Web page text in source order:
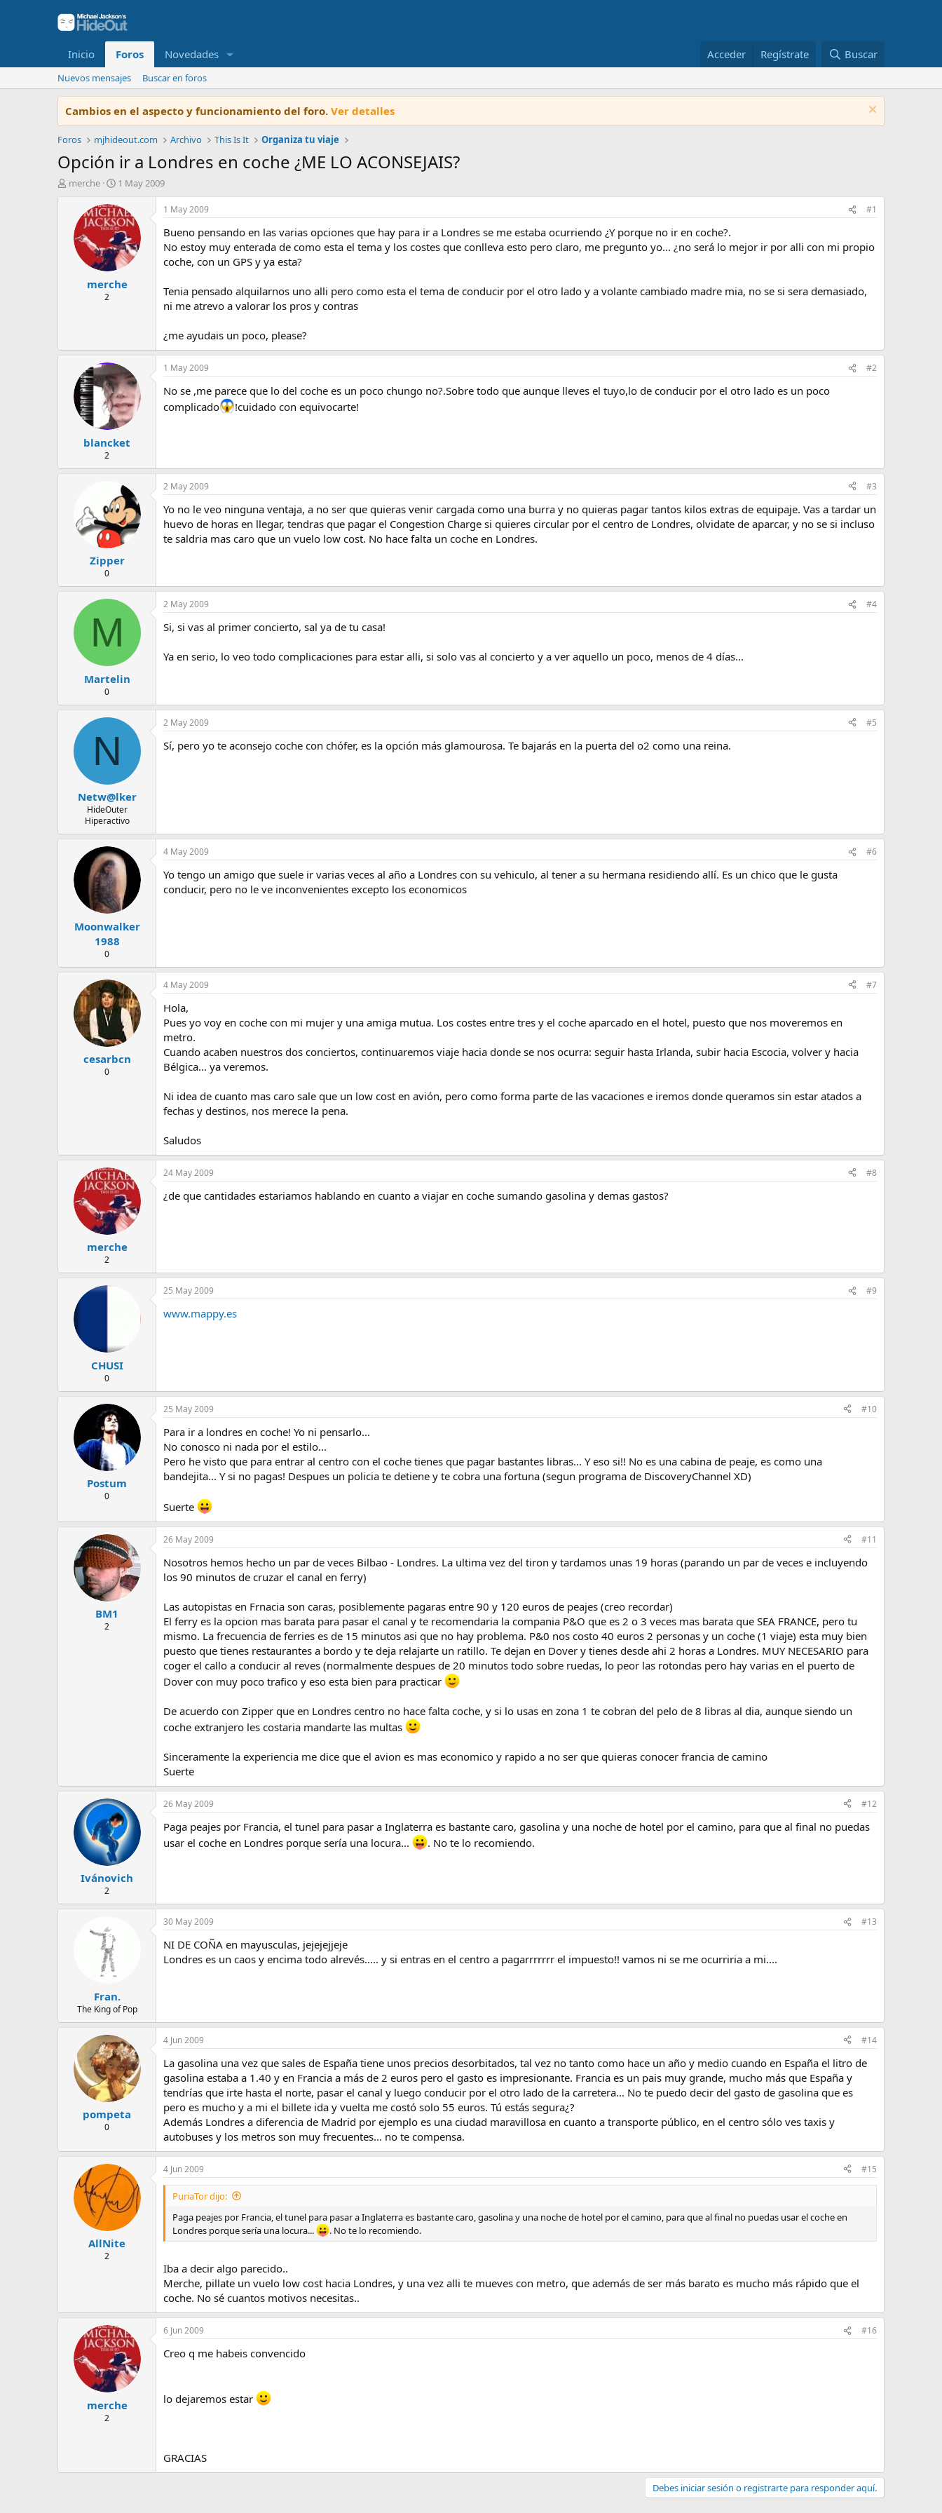
Inicio Foros Novedades Acceder Regístrate Buscar
Nuevos mensajes Buscar en foros
Cambios en el aspecto y funcionamiento del foro. Ver detalles
Foros mjhideout.com Archivo This Is It Organiza tu viaje
Opción ir a Londres en coche ¿ME LO ACONSEJAIS?
Imerche
F
c
h
a
d
e
i
n
1 May 2009
merche
2
1 May 2009 #1
Bueno pensando en las varias opciones que hay para ir a Londres se me estaba ocurriendo ¿Y porque no ir en coche?.
No estoy muy enterada de como esta el tema y los costes que conlleva esto pero claro, me pregunto yo... ¿no será lo mejor ir por alli con mi propio
coche, con un GPS y ya esta?
Tenia pensado alquilarnos uno alli pero como esta el tema de conducir por el otro lado y a volante cambiado madre mia, no se si sera demasiado,
ni me atrevo a valorar los pros y contras
¿me ayudais un poco, please?
blancket
2
1 May 2009 #2
No se ,me parece que lo del coche es un poco chungo no?.Sobre todo que aunque lleves el tuyo,lo de conducir por el otro lado es un poco
complicado
!cuidado con equivocarte!
Zipper
0
2 May 2009 #3
Yo no le veo ninguna ventaja, a no ser que quieras venir cargada como una burra y no quieras pagar tantos kilos extras de equipaje. Vas a tardar un
huevo de horas en llegar, tendras que pagar el Congestion Charge si quieres circular por el centro de Londres, olvidate de aparcar, y no se si incluso
te saldria mas caro que un vuelo low cost. No hace falta un coche en Londres.
M
Martelin
0
2 May 2009 #4
Si, si vas al primer concierto, sal ya de tu casa!
Ya en serio, lo veo todo complicaciones para estar alli, si solo vas al concierto y a ver aquello un poco, menos de 4 días...
N
Netw@lker
HideOuter
Hiperactivo
2 May 2009 #5
Sí, pero yo te aconsejo coche con chófer, es la opción más glamourosa. Te bajarás en la puerta del o2 como una reina.
Moonwalker
1988
0
4 May 2009 #6
Yo tengo un amigo que suele ir varias veces al año a Londres con su vehiculo, al tener a su hermana residiendo allí. Es un chico que le gusta
conducir, pero no le ve inconvenientes excepto los economicos
cesarbcn
0
4 May 2009 #7
Hola,
Pues yo voy en coche con mi mujer y una amiga mutua. Los costes entre tres y el coche aparcado en el hotel, puesto que nos moveremos en
metro.
Cuando acaben nuestros dos conciertos, continuaremos viaje hacia donde se nos ocurra: seguir hasta Irlanda, subir hacia Escocia, volver y hacia
Bélgica... ya veremos.
Ni idea de cuanto mas caro sale que un low cost en avión, pero como forma parte de las vacaciones e iremos donde queramos sin estar atados a
fechas y destinos, nos merece la pena.
Saludos
merche
2
24 May 2009 #8
¿de que cantidades estariamos hablando en cuanto a viajar en coche sumando gasolina y demas gastos?
CHUSI
0
25 May 2009 #9
www.mappy.es
Postum
0
25 May 2009 #10
Para ir a londres en coche! Yo ni pensarlo...
No conosco ni nada por el estilo...
Pero he visto que para entrar al centro con el coche tienes que pagar bastantes libras... Y eso si!! No es una cabina de peaje, es como una
bandejita... Y si no pagas! Despues un policia te detiene y te cobra una fortuna (segun programa de DiscoveryChannel XD)
Suerte
BM1
2
26 May 2009 #11
Nosotros hemos hecho un par de veces Bilbao - Londres. La ultima vez del tiron y tardamos unas 19 horas (parando un par de veces e incluyendo
los 90 minutos de cruzar el canal en ferry)
Las autopistas en Frnacia son caras, posiblemente pagaras entre 90 y 120 euros de peajes (creo recordar)
El ferry es la opcion mas barata para pasar el canal y te recomendaria la compania P&O que es 2 o 3 veces mas barata que SEA FRANCE, pero tu
mismo. La frecuencia de ferries es de 15 minutos asi que no hay problema. P&0 nos costo 40 euros 2 personas y un coche (1 viaje) esta muy bien
puesto que tienes restaurantes a bordo y te deja relajarte un ratillo. Te dejan en Dover y tienes desde ahi 2 horas a Londres. MUY NECESARIO para
coger el callo a conducir al reves (normalmente despues de 20 minutos todo sobre ruedas, lo peor las rotondas pero hay varias en el puerto de
Dover con muy poco trafico y eso esta bien para practicar
De acuerdo con Zipper que en Londres centro no hace falta coche, y si lo usas en zona 1 te cobran del pelo de 8 libras al dia, aunque siendo un
coche extranjero les costaria mandarte las multas
Sinceramente la experiencia me dice que el avion es mas economico y rapido a no ser que quieras conocer francia de camino
Suerte
Ivánovich
2
26 May 2009 #12
Paga peajes por Francia, el tunel para pasar a Inglaterra es bastante caro, gasolina y una noche de hotel por el camino, para que al final no puedas
usar el coche en Londres porque sería una locura...
. No te lo recomiendo.
Fran.
The King of Pop
30 May 2009 #13
NI DE COÑA en mayusculas, jejejejjeje
Londres es un caos y encima todo alrevés..... y si entras en el centro a pagarrrrrrr el impuesto!! vamos ni se me ocurriria a mi....
pompeta
0
4 Jun 2009 #14
La gasolina una vez que sales de España tiene unos precios desorbitados, tal vez no tanto como hace un año y medio cuando en España el litro de
gasolina estaba a 1.40 y en Francia a más de 2 euros pero el gasto es impresionante. Francia es un pais muy grande, mucho más que España y
tendrías que irte hasta el norte, pasar el canal y luego conducir por el otro lado de la carretera... No te puedo decir del gasto de gasolina que es
pero es mucho y a mi el billete ida y vuelta me costó solo 55 euros. Tú estás segura¿?
Además Londres a diferencia de Madrid por ejemplo es una ciudad maravillosa en cuanto a transporte público, en el centro sólo ves taxis y
autobuses y los metros son muy frecuentes... no te compensa.
AllNite
2
4 Jun 2009 #15
PuriaTor dijo:
Paga peajes por Francia, el tunel para pasar a Inglaterra es bastante caro, gasolina y una noche de hotel por el camino, para que al final no puedas usar el coche en
Londres porque sería una locura...
. No te lo recomiendo.
Iba a decir algo parecido..
Merche, pillate un vuelo low cost hacia Londres, y una vez alli te mueves con metro, que además de ser más barato es mucho más rápido que el
coche. No sé cuantos motivos necesitas..
merche
2
6 Jun 2009 #16
Creo q me habeis convencido
lo dejaremos estar
GRACIAS
Debes iniciar sesión o registrarte para responder aquí.